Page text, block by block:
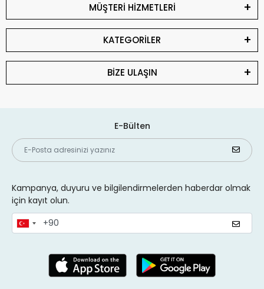
MÜŞTERİ HİZMETLERİ
KATEGORİLER
BİZE ULAŞIN
E-Bülten
Kampanya, duyuru ve bilgilendirmelerden haberdar olmak
için kayıt olun.